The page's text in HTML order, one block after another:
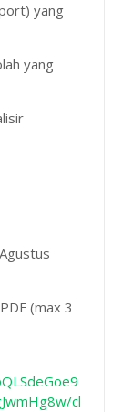
yang
yang
(max 3
cl